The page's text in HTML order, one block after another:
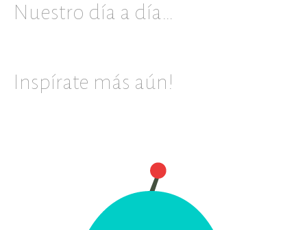
Nuestro día a día…
Inspírate más aún!